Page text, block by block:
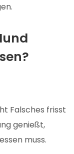
Falsches frisst
genießt,
muss.